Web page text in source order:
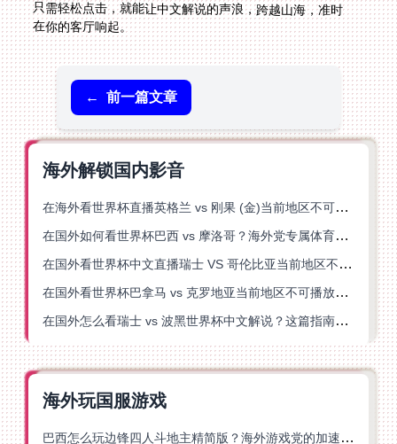
在你的客厅响起。
← 前一篇文章
海外解锁国内影音
在海外看世界杯直播英格兰 vs 刚果 (金)当前地区不可播放？这篇指南帮你突破所有限制
在国外如何看世界杯巴西 vs 摩洛哥？海外党专属体育观赛指南来了
在国外看世界杯中文直播瑞士 VS 哥伦比亚当前地区不可播放？这篇指南帮你搞定
在国外看世界杯巴拿马 vs 克罗地亚当前地区不可播放？这篇指南帮你轻松解决海外体育直播难题
在国外怎么看瑞士 vs 波黑世界杯中文解说？这篇指南帮你搞定所有地区限制问题
海外玩国服游戏
巴西怎么玩边锋四人斗地主精简版？海外游戏党的加速器终极选择